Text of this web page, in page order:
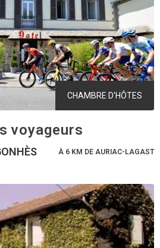
CHAMBRE D'HÔTES
voyageurs
À 6 KM DE AURIAC-LAGAST